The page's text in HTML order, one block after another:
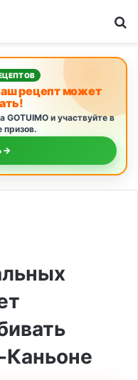
рецепт может
и участвуйте в
→
Каньоне